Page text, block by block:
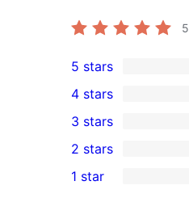
5
2
5-
star
reviews
5 stars
4-
star
reviews
4 stars
0
3-
star
3 stars
2-
2 stars
1 star